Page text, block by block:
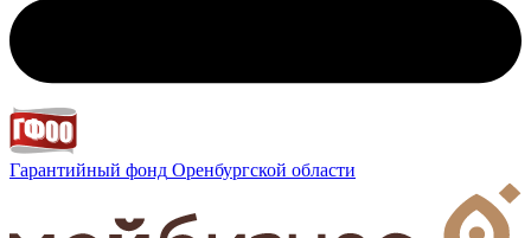
Гарантийный фонд Оренбургской области